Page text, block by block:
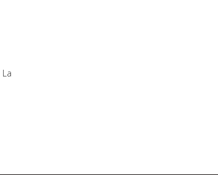
La